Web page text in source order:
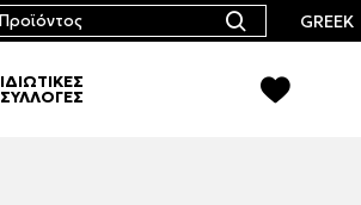
GREEK
ΙΔΙΩΤΙΚΕΣ
ΣΥΛΛΟΓΕΣ